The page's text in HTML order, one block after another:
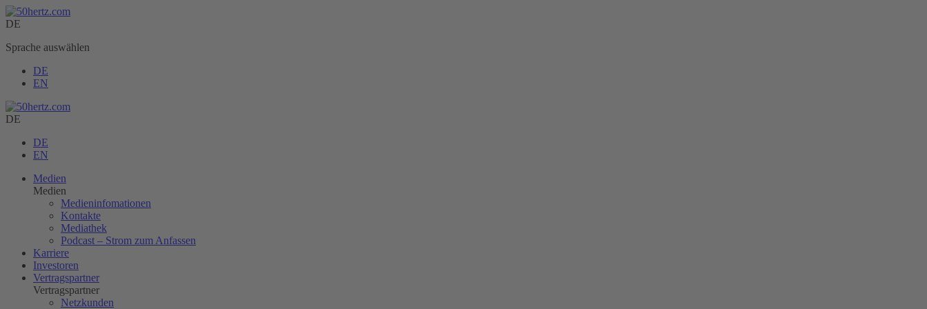
DE
Sprache auswählen
DE
EN
DE
DE
EN
Medien
Medien
Medieninfomationen
Kontakte
Mediathek
Podcast – Strom zum Anfassen
Karriere
Investoren
Vertragspartner
Vertragspartner
Netzkunden